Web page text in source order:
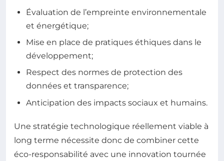
Évaluation de l’empreinte environnementale
et énergétique;
Mise en place de pratiques éthiques dans le
développement;
Respect des normes de protection des
données et transparence;
Anticipation des impacts sociaux et humains.
Une stratégie technologique réellement viable à
long terme nécessite donc de combiner cette
éco-responsabilité avec une innovation tournée